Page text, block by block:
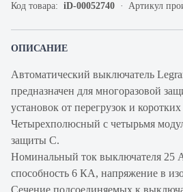
Код товара: iD-00052740 Артикул
ОПИСАНИЕ
Автоматический выключатель
предназначен для многоразовой
установок от перегрузок и
Четырехполюсный с четырьмя
защиты С.
Номинальный ток выключателя 25
способность 6 КА, напряжение в
Сечение подсоединяемых к